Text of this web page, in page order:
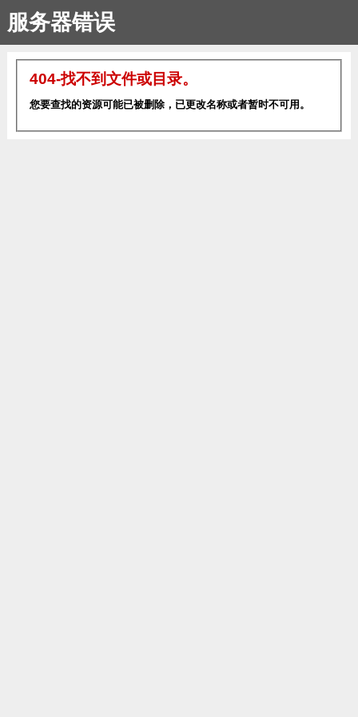
服务器错误
404-找不到文件或目录。
您要查找的资源可能已被删除，已更改名称或者暂时不可用。